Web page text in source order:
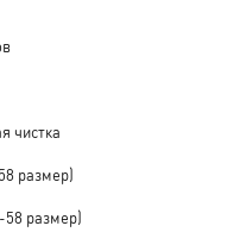
чистка
размер)
58 размер)